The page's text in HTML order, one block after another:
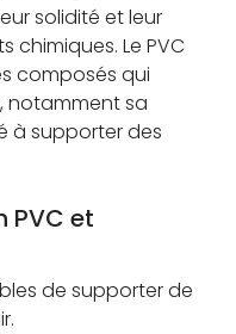
solidité et leur
chimiques. Le PVC
composés qui
notamment sa
à supporter des
PVC et
de supporter de